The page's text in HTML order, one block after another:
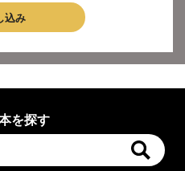
込み
を探す